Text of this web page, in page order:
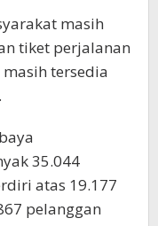
masih
tiket perjalanan
tersedia
35.044
atas 19.177
pelanggan